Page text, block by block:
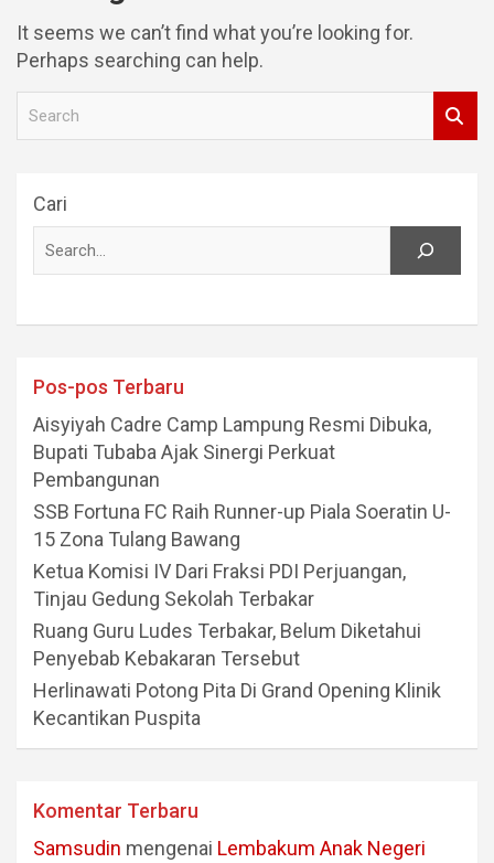
It seems we can’t find what you’re looking for.
Perhaps searching can help.
Cari
Pos-pos Terbaru
Aisyiyah Cadre Camp Lampung Resmi Dibuka,
Bupati Tubaba Ajak Sinergi Perkuat
Pembangunan
SSB Fortuna FC Raih Runner-up Piala Soeratin U-
15 Zona Tulang Bawang
Ketua Komisi IV Dari Fraksi PDI Perjuangan,
Tinjau Gedung Sekolah Terbakar
Ruang Guru Ludes Terbakar, Belum Diketahui
Penyebab Kebakaran Tersebut
Herlinawati Potong Pita Di Grand Opening Klinik
Kecantikan Puspita
Komentar Terbaru
Samsudin mengenai Lembakum Anak Negeri